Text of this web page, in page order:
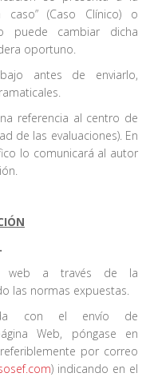
(Caso Clínico) o
puede cambiar dicha
oportuno.
antes de enviarlo,
referencia al centro de
de las evaluaciones). En
lo comunicará al autor
web a través de la
las normas expuestas.
con el envío de
Web, póngase en
por correo
) indicando en el